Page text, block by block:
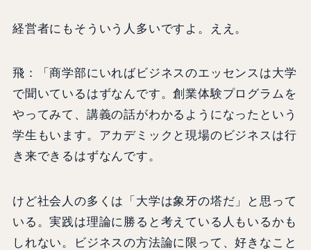
経営者にもそういう人多いですよ。ええ。
飛：「商学部にいればビジネスのエッセンスは大学
で聞いているはずなんです。創業体験プログラムを
やってみて、講義の話がわかるようになったという
学生もいます。アカデミックと現場のビジネスは行
き来できるはずなんです。
けど社会人の多くは「大学は象牙の塔だ」と思って
いる。実践は理論に勝ると考えている人もいるかも
しれない。ビジネスの方法論に限って、好きなこと